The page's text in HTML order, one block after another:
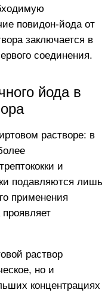
повидон-йода от
заключается в
соединения.
йода в
растворе: в
и
подавляются лишь
применения
раствор
но и
концентрациях